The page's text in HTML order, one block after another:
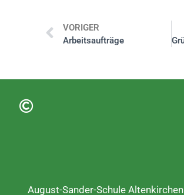
VORIGER
Arbeitsaufträge
August-Sander-Schule Altenkirchen